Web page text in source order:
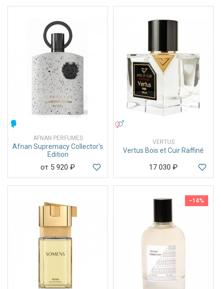
AFNAN PERFUMES
Afnan Supremacy Collector's
Edition
от 5 920 ₽
VERTUS
Vertus Bois et Cuir Raffiné
17 030 ₽
−14%